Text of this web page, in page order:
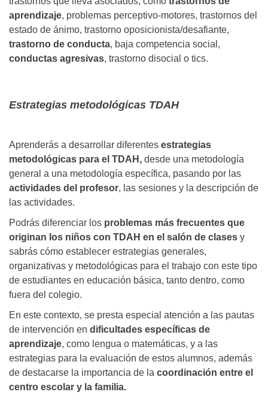
aprendizaje, problemas perceptivo-motores, trastornos del
estado de ánimo, trastorno oposicionista/desafiante,
trastorno de conducta, baja competencia social,
conductas agresivas, trastorno disocial o tics.
Estrategias metodológicas TDAH
Aprenderás a desarrollar diferentes estrategias
metodológicas para el TDAH, desde una metodología
general a una metodología específica, pasando por las
actividades del profesor, las sesiones y la descripción de
las actividades.
Podrás diferenciar los problemas más frecuentes que
originan los niños con TDAH en el salón de clases y
sabrás cómo establecer estrategias generales,
organizativas y metodológicas para el trabajo con este tipo
de estudiantes en educación básica, tanto dentro, como
fuera del colegio.
En este contexto, se presta especial atención a las pautas
de intervención en dificultades específicas de
aprendizaje, como lengua o matemáticas, y a las
estrategias para la evaluación de estos alumnos, además
de destacarse la importancia de la coordinación entre el
centro escolar y la familia.